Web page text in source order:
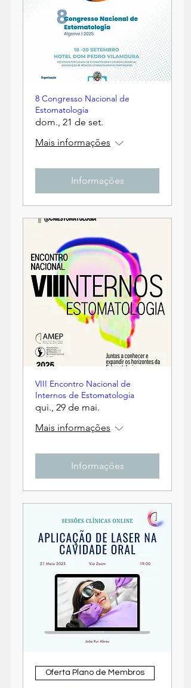
8 Congresso Nacional de
Estomatologia
dom., 21 de set.
Mais informações
Informações
VIII Encontro Nacional de
Internos de Estomatologia
qui., 29 de mai.
Mais informações
Informações
Oferta Plano de Membros